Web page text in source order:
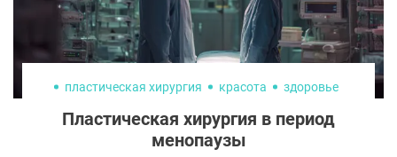
пластическая хирургия красота здоровье
Пластическая хирургия в период
менопаузы